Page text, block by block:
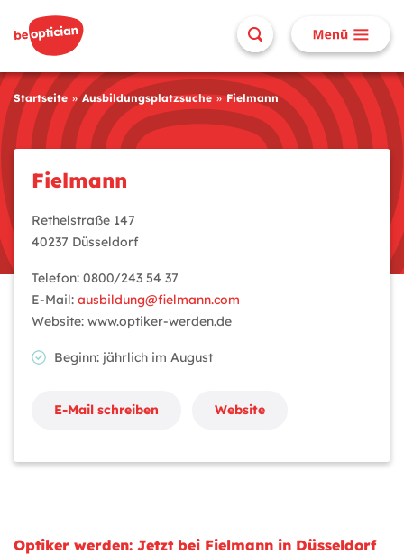
Startseite Ausbildungsplatzsuche Fielmann
Fielmann
Rethelstraße 147
40237 Düsseldorf
Telefon: 0800/243 54 37
E-Mail: ausbildung@fielmann.com
Website: www.optiker-werden.de
Beginn: jährlich im August
E-Mail schreiben Website
Optiker werden: Jetzt bei Fielmann in Düsseldorf